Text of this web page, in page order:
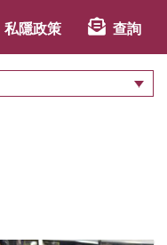
私隱政策 查詢